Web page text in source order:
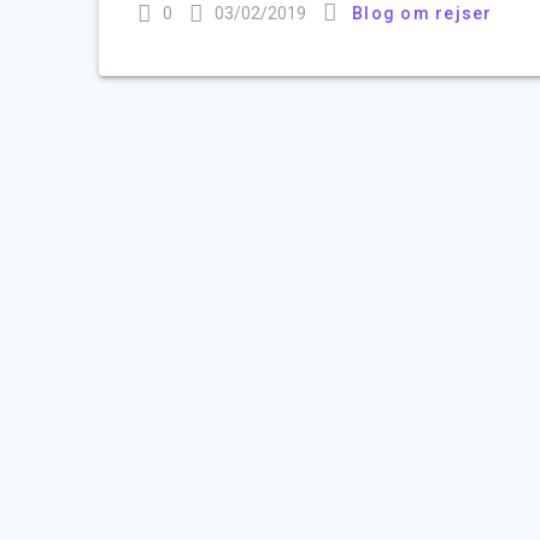
0 03/02/2019 Blog om rejser